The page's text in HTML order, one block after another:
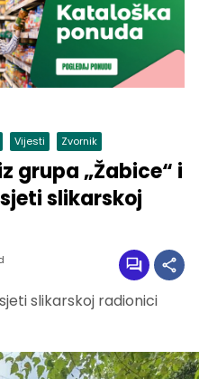
Vijesti Zvornik
grupa „Žabice“ i
slikarskoj
slikarskoj radionici